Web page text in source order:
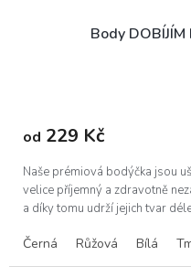
Body DOBÍJÍM
od 229 Kč
Naše prémiová bodýčka jsou
velice příjemný a zdravotně
a díky tomu udrží jejich tvar
Černá Růžová Bílá